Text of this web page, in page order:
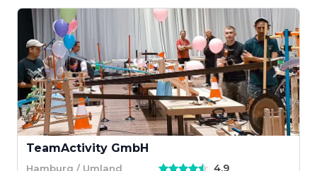
TeamActivity GmbH
Hamburg / Umland 4,9